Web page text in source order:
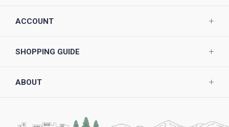
ACCOUNT
SHOPPING GUIDE
ABOUT